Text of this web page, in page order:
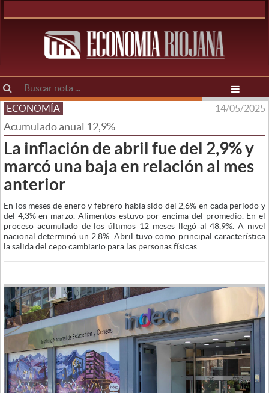
ECONOMÍA 14/05/2025
Acumulado anual 12,9%
La inflación de abril fue del 2,9% y
marcó una baja en relación al mes
anterior
En los meses de enero y febrero había sido del 2,6% en cada periodo y
del 4,3% en marzo. Alimentos estuvo por encima del promedio. En el
proceso acumulado de los últimos 12 meses llegó al 48,9%. A nivel
nacional determinó un 2,8%. Abril tuvo como principal característica
la salida del cepo cambiario para las personas físicas.